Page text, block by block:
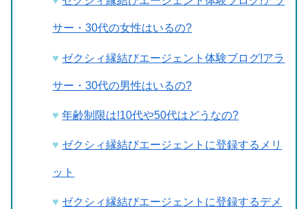
サー・30代の女性はいるの?
ゼクシィ縁結びエージェント体験ブログ!アラ
サー・30代の男性はいるの?
年齢制限は!10代や50代はどうなの?
ゼクシィ縁結びエージェントに登録するメリ
ット
ゼクシィ縁結びエージェントに登録するデメ